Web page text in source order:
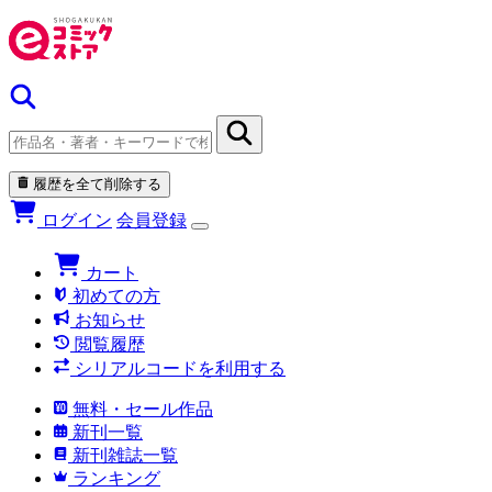
履歴を全て削除する
ログイン 会員登録
カート
初めての方
お知らせ
閲覧履歴
シリアルコードを利用する
無料・セール作品
新刊一覧
新刊雑誌一覧
ランキング